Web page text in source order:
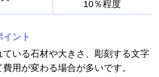
10％程度
ント
いる石材や大きさ、彫刻する文字
用が変わる場合が多いです。